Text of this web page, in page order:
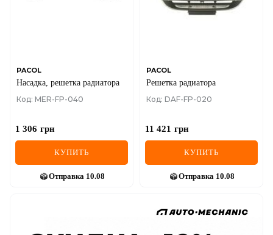
PACOL
Насадка, решетка радиатора
Код: MER-FP-040
1 306 грн
КУПИТЬ
Отправка 10.08
PACOL
Решетка радиатора
Код: DAF-FP-020
11 421 грн
КУПИТЬ
Отправка 10.08